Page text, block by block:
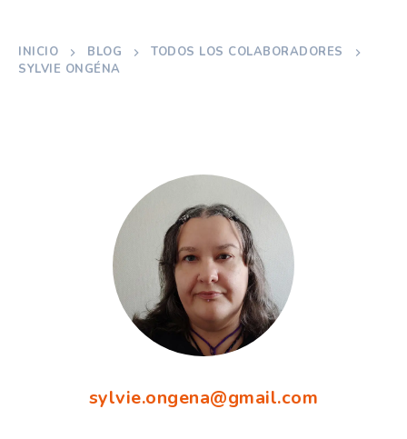
INICIO BLOG
TODOS LOS COLABORADORES
SYLVIE ONGÉNA
sylvie.ongena@gmail.com